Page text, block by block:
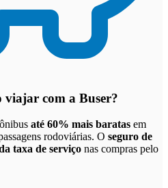
viajar com a Buser?
até 60% mais baratas em
rodoviárias. O seguro de
taxa de serviço nas compras pelo